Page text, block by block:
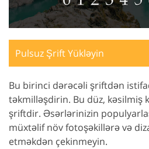
Pulsuz Şrift Yükləyin
Bu birinci dərəcəli şriftdən
təkmilləşdirin. Bu düz, kəsilmiş
şriftdir. Əsərlərinizin
müxtəlif növ fotoşəkillərə və
etməkdən çekinmeyin.